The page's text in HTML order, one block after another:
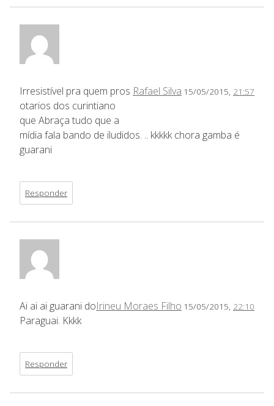
Rafael Silva 15/05/2015, 21:57
Irresistível pra quem pros
otarios dos curintiano
que Abraça tudo que a
mídia fala bando de iludidos. .. kkkkk chora gamba é
guarani
Responder
Irineu Moraes Filho 15/05/2015, 22:10
Ai ai ai guarani do
Paraguai. Kkkk
Responder